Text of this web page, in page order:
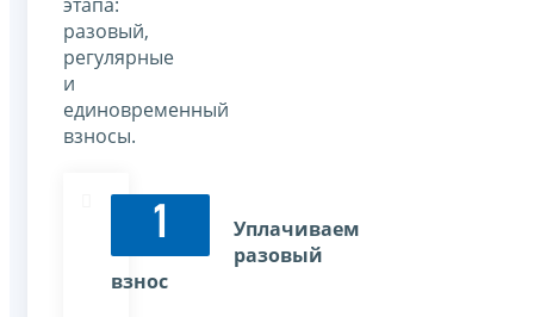
разовый,
регулярные
и
единовременный
взносы.
1
Уплачиваем
разовый
взнос